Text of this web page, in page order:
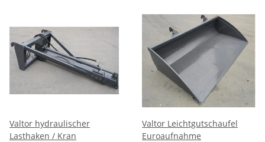
Valtor hydraulischer
Lasthaken / Kran
Valtor Leichtgutschaufel
Euroaufnahme